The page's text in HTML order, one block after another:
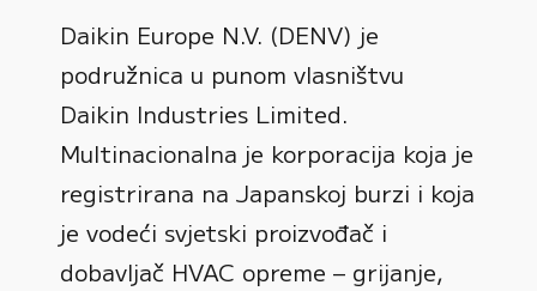
Daikin Europe N.V. (DENV) je
podružnica u punom vlasništvu
Daikin Industries Limited.
Multinacionalna je korporacija koja je
registrirana na Japanskoj burzi i koja
je vodeći svjetski proizvođač i
dobavljač HVAC opreme – grijanje,
0